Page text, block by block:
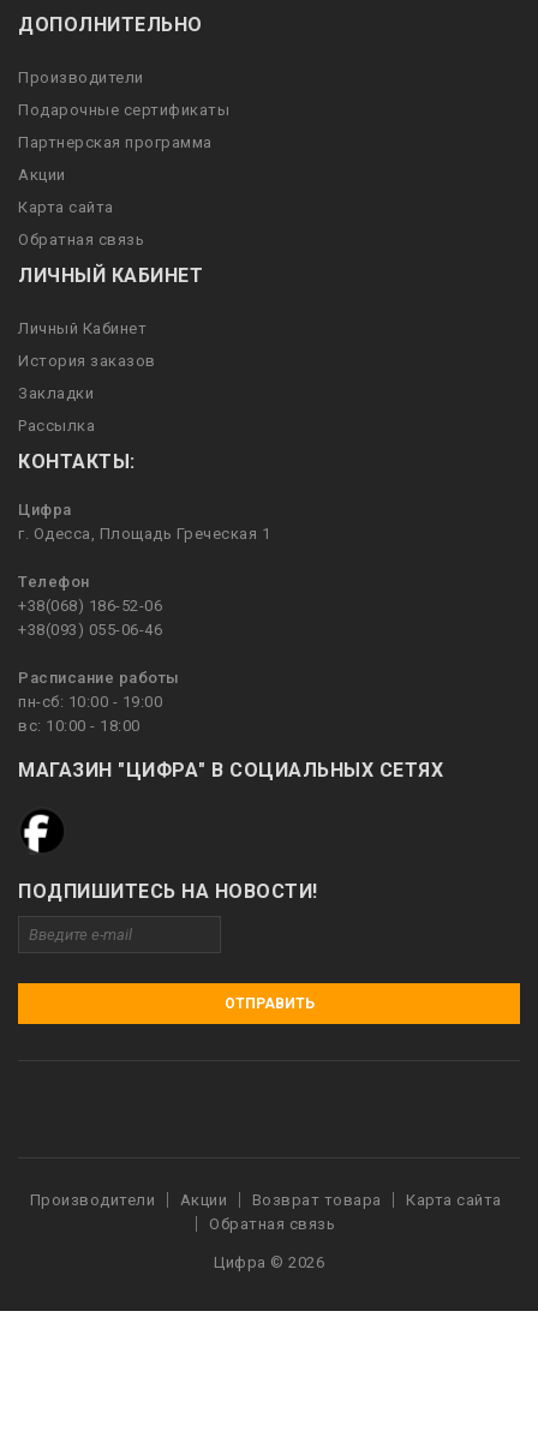
ДОПОЛНИТЕЛЬНО
Производители
Подарочные сертификаты
Партнерская программа
Акции
Карта сайта
Обратная связь
ЛИЧНЫЙ КАБИНЕТ
Личный Кабинет
История заказов
Закладки
Рассылка
КОНТАКТЫ:
Цифра
г. Одесса, Площадь Греческая 1
Телефон
+38(068) 186-52-06
+38(093) 055-06-46
Расписание работы
пн-сб: 10:00 - 19:00
вс: 10:00 - 18:00
МАГАЗИН "ЦИФРА" В СОЦИАЛЬНЫХ СЕТЯХ
ПОДПИШИТЕСЬ НА НОВОСТИ!
ОТПРАВИТЬ
Производители Акции Возврат товара
Карта сайта
Обратная связь
Цифра © 2026